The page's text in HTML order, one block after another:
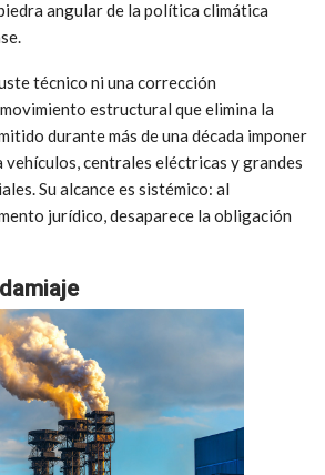
angular de la política climática
técnico ni una corrección
estructural que elimina la
durante más de una década imponer
vehículos, centrales eléctricas y grandes
Su alcance es sistémico: al
jurídico, desaparece la obligación